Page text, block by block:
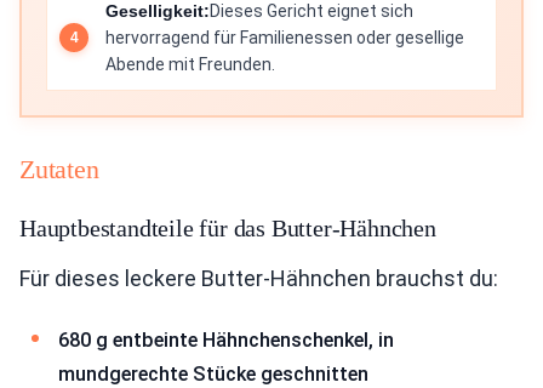
Geselligkeit:Dieses Gericht eignet sich
hervorragend für Familienessen oder gesellige
Abende mit Freunden.
Zutaten
Hauptbestandteile für das Butter-Hähnchen
Für dieses leckere Butter-Hähnchen brauchst du:
680 g entbeinte Hähnchenschenkel, in
mundgerechte Stücke geschnitten